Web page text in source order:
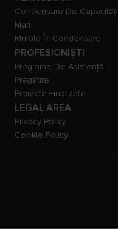
Condensare De Capacităţi
Mari
Murale În Condensare
PROFESIONIȘTI
Programe De Asistență
Pregătire
Proiecte Finalizate
LEGAL AREA
Privacy Policy
Cookie Policy